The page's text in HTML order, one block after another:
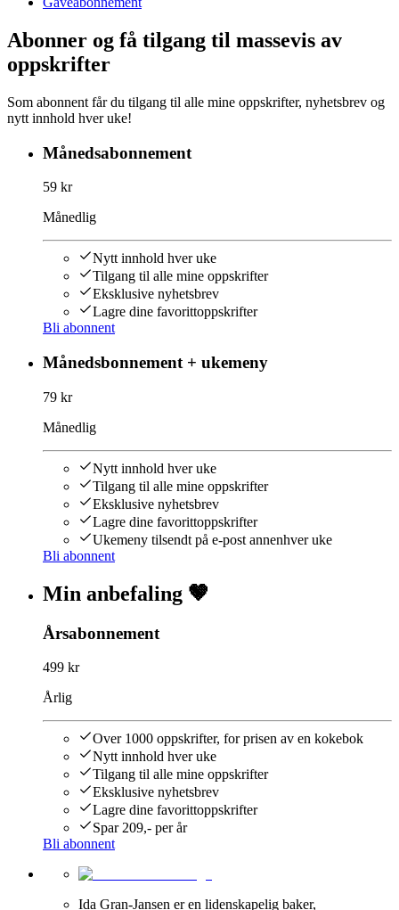
Abonner og få tilgang til massevis av
oppskrifter
Som abonnent får du tilgang til alle mine oppskrifter, nyhetsbrev og
nytt innhold hver uke!
Månedsabonnement
59 kr
Månedlig
Nytt innhold hver uke
Tilgang til alle mine oppskrifter
Eksklusive nyhetsbrev
Lagre dine favorittoppskrifter
Bli abonnent
Månedsbonnement + ukemeny
79 kr
Månedlig
Nytt innhold hver uke
Tilgang til alle mine oppskrifter
Eksklusive nyhetsbrev
Lagre dine favorittoppskrifter
Ukemeny tilsendt på e-post annenhver uke
Bli abonnent
Min anbefaling 🤎
Årsabonnement
499 kr
Årlig
Over 1000 oppskrifter, for prisen av en kokebok
Nytt innhold hver uke
Tilgang til alle mine oppskrifter
Eksklusive nyhetsbrev
Lagre dine favorittoppskrifter
Spar 209,- per år
Bli abonnent
Ida Gran-Jansen er en lidenskapelig baker,